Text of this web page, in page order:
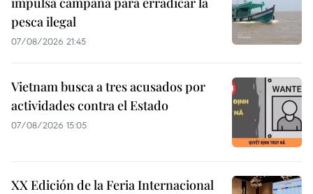
pesca ilegal
07/08/2026 21:45
Vietnam busca a tres acusados por
actividades contra el Estado
07/08/2026 15:05
XX Edición de la Feria Internacional